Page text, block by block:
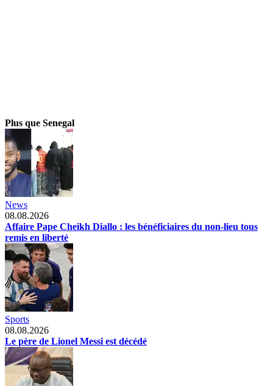
Plus que Senegal
News
08.08.2026
Affaire Pape Cheikh Diallo : les bénéficiaires du non-lieu tous
remis en liberté
Sports
08.08.2026
Le père de Lionel Messi est décédé